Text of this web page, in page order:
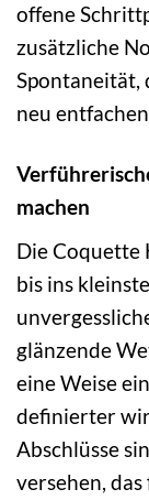
offene
zusätzliche
Spontaneität,
neu
machen
Die Coquette
bis ins
glänzende
eine Weise
definierter
Abschlüsse
versehen,